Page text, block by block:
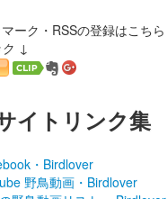
ーク・RSSの登録はこちら
↓
イトリンク集
・Birdlover
野鳥動画・Birdlover